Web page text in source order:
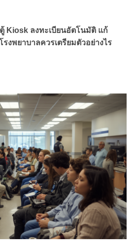
Kiosk ลงทะเบียนอัตโนมัติ แก้
งพยาบาลควรเตรียมตัวอย่างไร